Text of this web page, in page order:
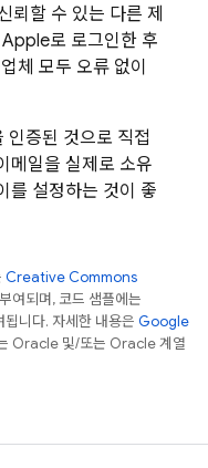
뢰할 수 있는 다른 제
로 로그인한 후
체 모두 오류 없이
증된 것으로 직접
메일을 실제로 소유
를 설정하는 것이 좋
Creative Commons
여되며, 코드 샘플에는
니다. 자세한 내용은 Google
Oracle 및/또는 Oracle 계열